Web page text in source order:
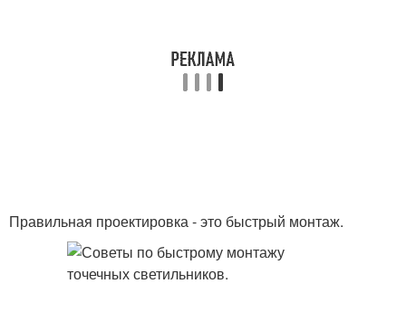
Правильная проектировка - это быстрый монтаж.